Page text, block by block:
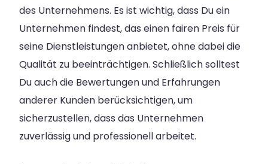
des Unternehmens. Es ist wichtig, dass Du ein
Unternehmen findest, das einen fairen Preis für
seine Dienstleistungen anbietet, ohne dabei die
Qualität zu beeinträchtigen. Schließlich solltest
Du auch die Bewertungen und Erfahrungen
anderer Kunden berücksichtigen, um
sicherzustellen, dass das Unternehmen
zuverlässig und professionell arbeitet.